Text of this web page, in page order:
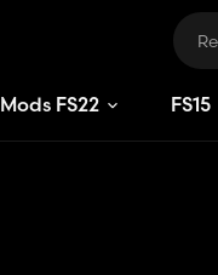
Mods FS22 FS15